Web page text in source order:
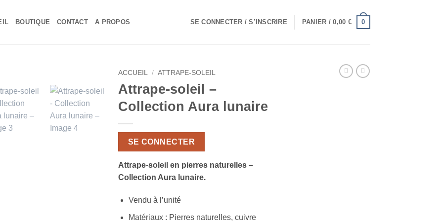
BOUTIQUE CONTACT A PROPOS SE CONNECTER / S’INSCRIRE PANIER /0,00 € 0
Ajouter
à la liste
de
souhaits
ACCUEIL / ATTRAPE-SOLEIL
Attrape-soleil –
Collection Aura lunaire
SE CONNECTER
Attrape-soleil en pierres naturelles –
Collection Aura lunaire.
Vendu à l’unité
Matériaux : Pierres naturelles, cuivre